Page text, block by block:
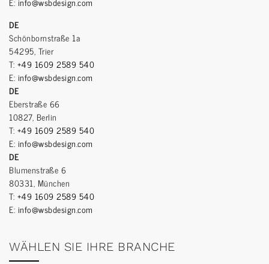
DE
Schönbornstraße 1a
54295, Trier
T: +49 1609 2589 540
E: info@wsbdesign.com
DE
Eberstraße 66
10827, Berlin
T: +49 1609 2589 540
E: info@wsbdesign.com
DE
Blumenstraße 6
80331, München
T: +49 1609 2589 540
E: info@wsbdesign.com
WÄHLEN SIE IHRE BRANCHE